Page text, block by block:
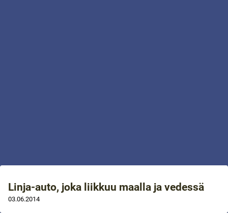
Linja-auto, joka liikkuu maalla ja vedessä
03.06.2014